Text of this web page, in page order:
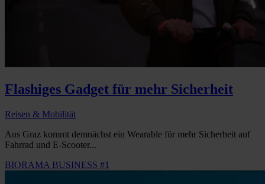
Flashiges Gadget für mehr Sicherheit
Reisen & Mobilität
Aus Graz kommt demnächst ein Wearable für mehr Sicherheit auf
Fahrrad und E-Scooter...
BIORAMA BUSINESS #1